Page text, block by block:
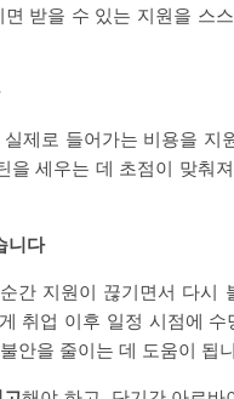
받을 수 있는 지원을 스
제로 들어가는 비용을 지
세우는 데 초점이 맞춰
니다
간 지원이 끊기면서 다시
취업 이후 일정 시점에
안을 줄이는 데 도움이 됩